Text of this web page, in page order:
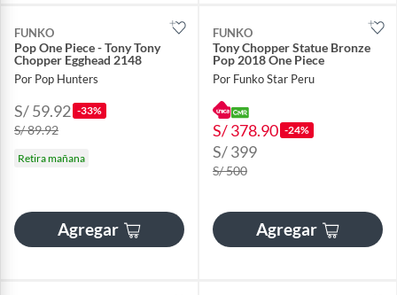
FUNKO
Pop One Piece - Tony Tony
Chopper Egghead 2148
Por Pop Hunters
S/ 59.92 -33%
S/ 89.92
Retira mañana
Agregar
FUNKO
Tony Chopper Statue Bronze
Pop 2018 One Piece
Por Funko Star Peru
S/ 378.90 -24%
S/ 399
S/ 500
Agregar